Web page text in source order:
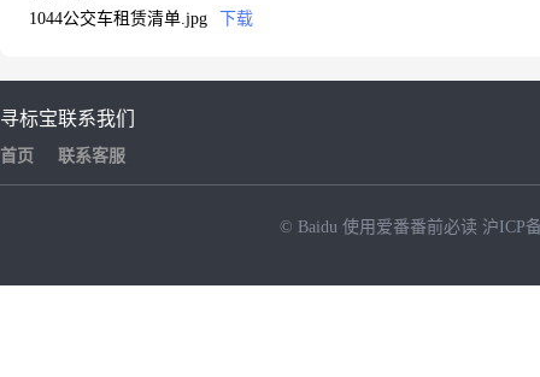
1044公交车租赁清单.jpg
下载
寻标宝
首页
联系我们
联系客服
© Baidu 使用爱番番前必读 沪ICP